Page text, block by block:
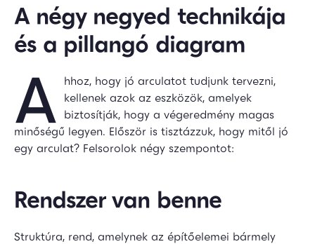
A négy negyed technikája
és a pillangó diagram
A
hhoz, hogy jó arculatot tudjunk tervezni,
kellenek azok az eszközök, amelyek
biztosítják, hogy a végeredmény magas
minőségű legyen. Először is tisztázzuk, hogy mitől jó
egy arculat? Felsorolok négy szempontot:
Rendszer van benne
Struktúra, rend, amelynek az építőelemei bármely